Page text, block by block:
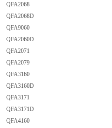
QFA2068
QFA2068D
QFA9060
QFA2060D
QFA2071
QFA2079
QFA3160
QFA3160D
QFA3171
QFA3171D
QFA4160